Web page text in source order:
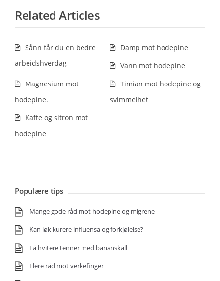
Related Articles
Sånn får du en bedre
arbeidshverdag
Damp mot hodepine
Vann mot hodepine
Magnesium mot
hodepine.
Timian mot hodepine og
svimmelhet
Kaffe og sitron mot
hodepine
Populære tips
Mange gode råd mot hodepine og migrene
Kan løk kurere influensa og forkjølelse?
Få hvitere tenner med bananskall
Flere råd mot verkefinger